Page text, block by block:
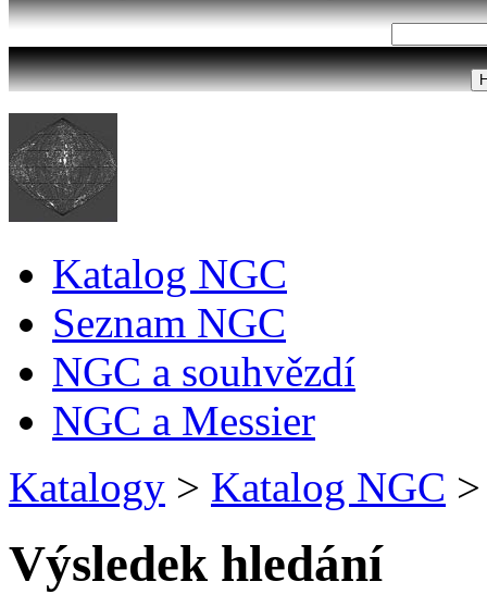
Katalog NGC
Seznam NGC
NGC a souhvězdí
NGC a Messier
Katalogy > Katalog NGC >
Výsledek hledání